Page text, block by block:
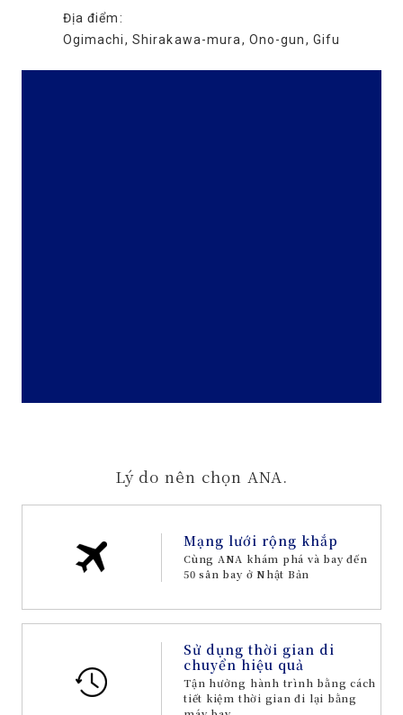
Địa điểm:
Ogimachi, Shirakawa-mura, Ono-gun, Gifu
Lý do nên chọn ANA.
Mạng lưới rộng khắp
Cùng ANA khám phá và bay đến
50 sân bay ở Nhật Bản
Sử dụng thời gian di
chuyển hiệu quả
Tận hưởng hành trình bằng cách
tiết kiệm thời gian đi lại bằng